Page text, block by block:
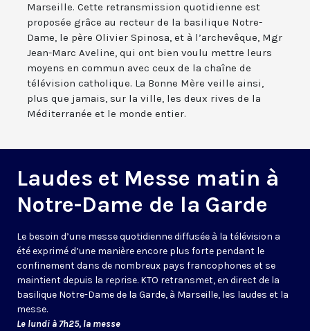
Marseille. Cette retransmission quotidienne est
proposée grâce au recteur de la basilique Notre-
Dame, le père Olivier Spinosa, et à l’archevêque, Mgr
Jean-Marc Aveline, qui ont bien voulu mettre leurs
moyens en commun avec ceux de la chaîne de
télévision catholique. La Bonne Mère veille ainsi,
plus que jamais, sur la ville, les deux rives de la
Méditerranée et le monde entier.
Laudes et Messe matin à
Notre-Dame de la Garde
Le besoin d’une messe quotidienne diffusée à la télévision a
été exprimé d’une manière encore plus forte pendant le
confinement dans de nombreux pays francophones et se
maintient depuis la reprise. KTO retransmet, en direct de la
basilique Notre-Dame de la Garde, à Marseille, les laudes et la
messe.
Le lundi à 7h25, la messe